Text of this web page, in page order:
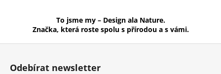
To jsme my – Design ala Nature.
Značka, která roste spolu s přírodou a s vámi.
Z
Odebírat newsletter